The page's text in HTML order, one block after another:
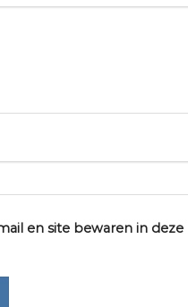
en site bewaren in